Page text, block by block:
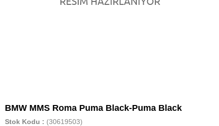
BMW MMS Roma Puma Black-Puma Black
Stok Kodu
(30619503)